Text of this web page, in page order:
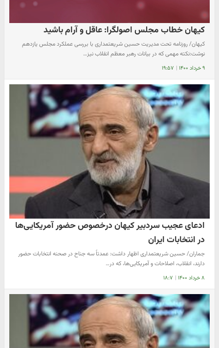
کیهان خطاب مجلس اصولگرا: عاقل و آرام باشید
کیهان/ روزنامه تحت مدیریت حسین شریعتمداری با بررسی عملکرد مجلس یازدهم
نوشت:نکته مهمی که در بیانات رهبر معظم انقلاب نیز…
۹ خرداد ۱۴۰۰ | ۱۹:۵۷
ادعای عجیب سردبیر کیهان درخصوص حضور آمریکایی‌ها
در انتخابات ایران
جماران/ حسین شریعتمداری اظهار داشت: عمدتاً سه جناح در صحنه انتخابات حضور
دارند، انقلاب، اصلاحات و آمریکایی‌ها، که در…
۸ خرداد ۱۴۰۰ | ۱۸:۷